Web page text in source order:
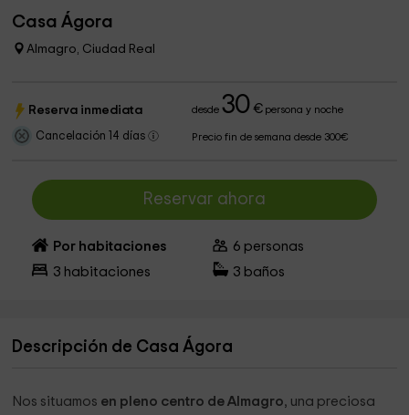
Casa Ágora
Almagro, Ciudad Real
Reserva inmediata desde30 €persona y noche
Cancelación 14 días Precio fin de semana desde 300€
Reservar ahora
Por habitaciones 6 personas
3 habitaciones 3 baños
Descripción de Casa Ágora
Nos situamos en pleno centro de Almagro, una preciosa